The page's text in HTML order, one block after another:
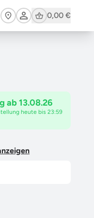
Cart0,00 €
ab 13.08.26
heute bis 23:59